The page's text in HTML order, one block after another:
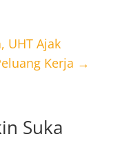
UHT Ajak
Kerja →
Suka